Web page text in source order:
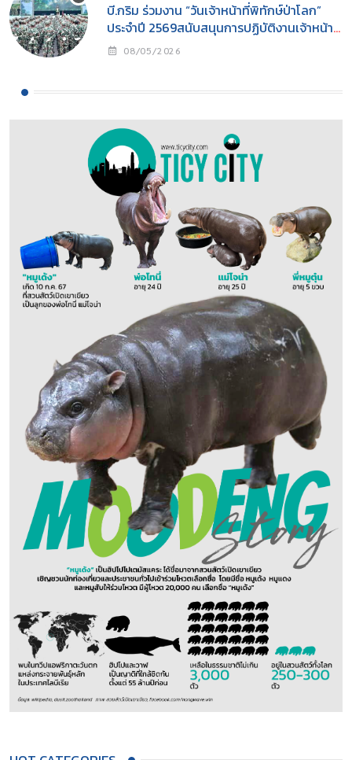
บี.กริม ร่วมงาน “วันเจ้าหน้าที่พิทักษ์ป่าโลก”
ประจำปี 2569สนับสนุนการปฏิบัติงานเจ้าหน้าที่
พิทักษ์ป่าพร้อมส่งเสริมการอนุรักษ์ธรรมชาติสู่
08/05/2026